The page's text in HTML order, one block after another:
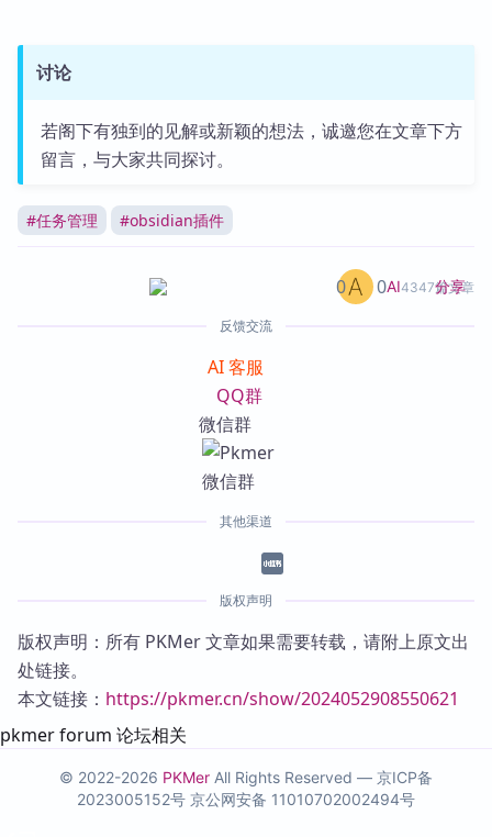
讨论
若阁下有独到的见解或新颖的想法，诚邀您在文章下方
留言，与大家共同探讨。
#任务管理 #obsidian插件
AI4347篇文章
0 0 分享
反馈交流
AI 客服
QQ群
微信群
其他渠道
版权声明
版权声明：所有 PKMer 文章如果需要转载，请附上原文出
处链接。
本文链接： https://pkmer.cn/show/2024052908550621
pkmer forum 论坛相关
© 2022-2026 PKMer All Rights Reserved — 京ICP备
2023005152号 京公网安备 11010702002494号